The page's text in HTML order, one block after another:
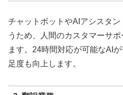
チャットボットやAIアシスタ
うため、人間のカスタマーサ
ます。24時間対応が可能なAI
足度も向上します。